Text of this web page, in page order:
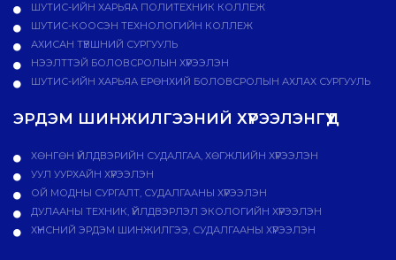
ШУТИС-ИЙН ХАРЬЯА ПОЛИТЕХНИК КОЛЛЕЖ
ШУТИС-КООСЭН ТЕХНОЛОГИЙН КОЛЛЕЖ
АХИСАН ТҮВШНИЙ СУРГУУЛЬ
НЭЭЛТТЭЙ БОЛОВСРОЛЫН ХҮРЭЭЛЭН
ШУТИС-ИЙН ХАРЬЯА ЕРӨНХИЙ БОЛОВСРОЛЫН АХЛАХ СУРГУУЛЬ
ЭРДЭМ ШИНЖИЛГЭЭНИЙ ХҮРЭЭЛЭНГҮҮД
ХӨНГӨН ҮЙЛДВЭРИЙН СУДАЛГАА, ХӨГЖЛИЙН ХҮРЭЭЛЭН
УУЛ УУРХАЙН ХҮРЭЭЛЭН
ОЙ МОДНЫ СУРГАЛТ, СУДАЛГААНЫ ХҮРЭЭЛЭН
ДУЛААНЫ ТЕХНИК, ҮЙЛДВЭРЛЭЛ ЭКОЛОГИЙН ХҮРЭЭЛЭН
ХҮНСНИЙ ЭРДЭМ ШИНЖИЛГЭЭ, СУДАЛГААНЫ ХҮРЭЭЛЭН